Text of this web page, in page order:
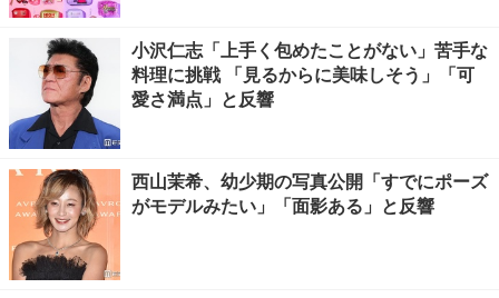
小沢仁志「上手く包めたことがない」苦手な
料理に挑戦 「見るからに美味しそう」「可
愛さ満点」と反響
西山茉希、幼少期の写真公開「すでにポーズ
がモデルみたい」「面影ある」と反響